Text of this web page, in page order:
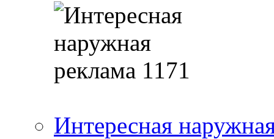
Интересная